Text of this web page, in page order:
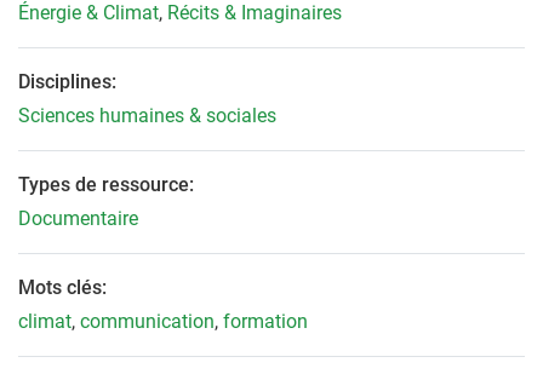
Énergie & Climat, Récits & Imaginaires
Disciplines:
Sciences humaines & sociales
Types de ressource:
Documentaire
Mots clés:
climat, communication, formation